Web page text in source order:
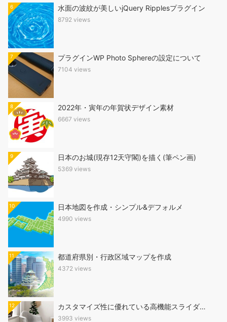
6 水面の波紋が美しいjQuery Ripplesプラグイン
8792 views
7 プラグインWP Photo Sphereの設定について
7104 views
8 2022年・寅年の年賀状デザイン素材
6667 views
9 日本のお城(現存12天守閣)を描く(筆ペン画)
5369 views
10 日本地図を作成・シンプル&デフォルメ
4990 views
11 都道府県別・行政区域マップを作成
4372 views
12 カスタマイズ性に優れている高機能スライダ…
3993 views